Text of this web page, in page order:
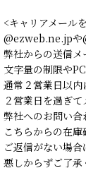
<キャリアメール
@ezweb.ne.jpや
弊社からの送信メ
文字量の制限や
通常２営業日以内
２営業日を過ぎ
弊社へのお問い合
こちらからの在
ご返信がない場合
悪しからずご了承